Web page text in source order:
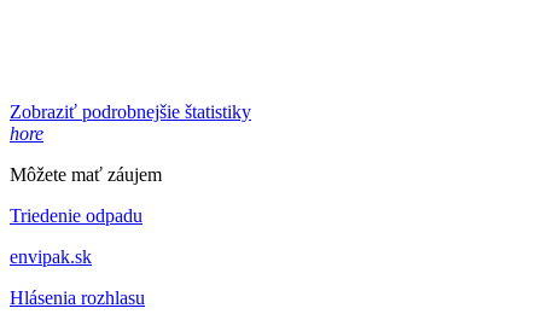
Zobraziť podrobnejšie štatistiky
hore
Môžete mať záujem
Triedenie odpadu
envipak.sk
Hlásenia rozhlasu